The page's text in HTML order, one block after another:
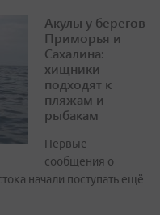
Акулы у берегов
Приморья и
Сахалина:
хищники
подходят к
пляжам и
рыбакам
Первые
сообщения о
начали поступать ещё